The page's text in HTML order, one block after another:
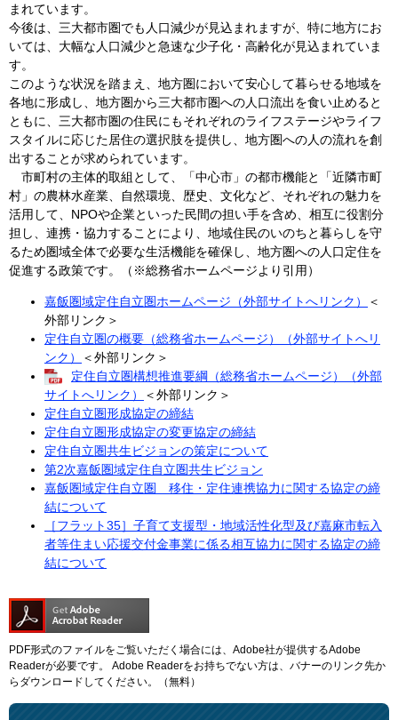
まれています。
今後は、三大都市圏でも人口減少が見込まれますが、特に地方にお
いては、大幅な人口減少と急速な少子化・高齢化が見込まれていま
す。
このような状況を踏まえ、地方圏において安心して暮らせる地域を
各地に形成し、地方圏から三大都市圏への人口流出を食い止めると
ともに、三大都市圏の住民にもそれぞれのライフステージやライフ
スタイルに応じた居住の選択肢を提供し、地方圏への人の流れを創
出することが求められています。
市町村の主体的取組として、「中心市」の都市機能と「近隣市町
村」の農林水産業、自然環境、歴史、文化など、それぞれの魅力を
活用して、NPOや企業といった民間の担い手を含め、相互に役割分
担し、連携・協力することにより、地域住民のいのちと暮らしを守
るため圏域全体で必要な生活機能を確保し、地方圏への人口定住を
促進する政策です。（※総務省ホームページより引用）
嘉飯圏域定住自立圏ホームページ（外部サイトへリンク）
＜
外部リンク＞
定住自立圏の概要（総務省ホームページ）（外部サイトへリ
ンク）
＜外部リンク＞
定住自立圏構想推進要綱（総務省ホームページ）（外部
サイトへリンク）
＜外部リンク＞
定住自立圏形成協定の締結
定住自立圏形成協定の変更協定の締結
定住自立圏共生ビジョンの策定について
第2次嘉飯圏域定住自立圏共生ビジョン
嘉飯圏域定住自立圏 移住・定住連携協力に関する協定の締
結について
［フラット35］子育て支援型・地域活性化型及び嘉麻市転入
者等住まい応援交付金事業に係る相互協力に関する協定の締
結について
PDF形式のファイルをご覧いただく場合には、Adobe社が提供するAdobe
Readerが必要です。
Adobe Readerをお持ちでない方は、バナーのリンク先か
らダウンロードしてください。（無料）